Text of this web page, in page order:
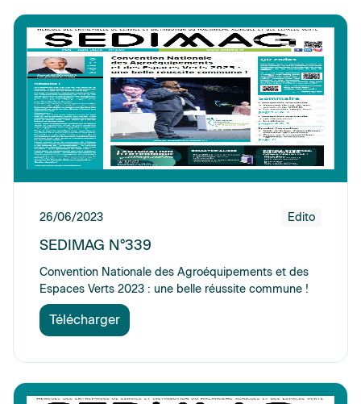
26/06/2023 Edito
SEDIMAG N°339
Convention Nationale des Agroéquipements et des
Espaces Verts 2023 : une belle réussite commune !
Télécharger